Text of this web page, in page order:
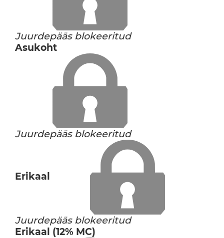
Juurdepääs blokeeritud
Asukoht
Juurdepääs blokeeritud
Erikaal
Juurdepääs blokeeritud
Erikaal (12% MC)